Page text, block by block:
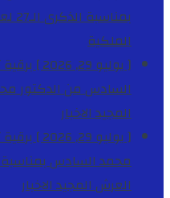
بمناسبة الذكرى الـ27 لعيد العرش المجيد
الملكية
[ يوليو 29, 2026 ]
السادس من الدكتور
المجيدالاخبار
[ يوليو 29, 2026 ]
محمد السادس بمناسبة
العرش المجيدالاخبار